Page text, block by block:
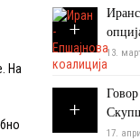
На
13.
17.